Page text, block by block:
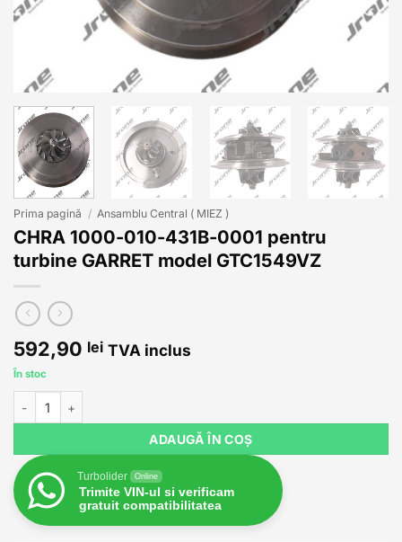
Prima pagină / Ansamblu Central ( MIEZ )
CHRA 1000-010-431B-0001 pentru
turbine GARRET model GTC1549VZ
592,90 lei TVA inclus
În stoc
ADAUGĂ ÎN COȘ
Turbolider Online
Trimite VIN-ul si verificam
gratuit compatibilitatea